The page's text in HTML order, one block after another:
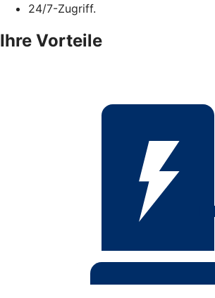
24/7-Zugriff.
Ihre Vorteile